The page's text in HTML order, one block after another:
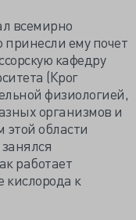
всемирно
ему почет
кафедру
(Крог
физиологией,
организмов и
этой области
работает
кислорода к